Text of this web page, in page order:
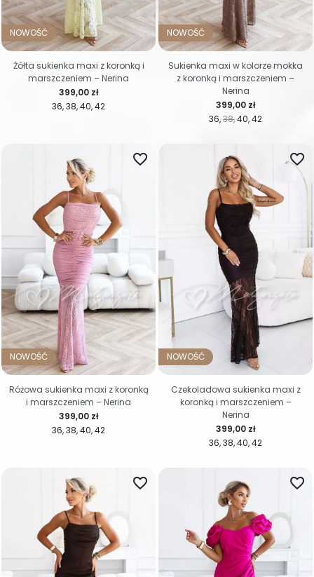
NOWOŚĆ
36 38 40 42
Cena
399,00 zł
Żółta sukienka maxi z koronką i
marszczeniem – Nerina
NOWOŚĆ
36 38 40 42
Cena
399,00 zł
Sukienka maxi w kolorze mokka
z koronką i marszczeniem –
Nerina
NOWOŚĆ
36 38 40 42
favorite_border
Cena
399,00 zł
Różowa sukienka maxi z koronką
i marszczeniem – Nerina
NOWOŚĆ
36 38 40 42
favorite_border
Cena
399,00 zł
Czekoladowa sukienka maxi z
koronką i marszczeniem –
Nerina
favorite_border favorite_border